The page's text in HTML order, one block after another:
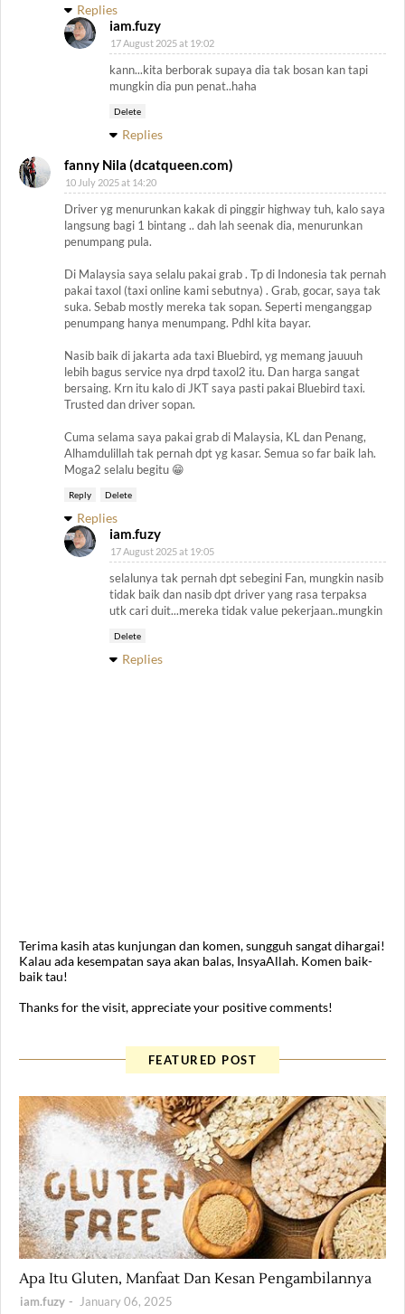
Replies
iam.fuzy
17 August 2025 at 19:02
kann...kita berborak supaya dia tak bosan kan tapi
mungkin dia pun penat..haha
Delete
Replies
fanny Nila (dcatqueen.com)
10 July 2025 at 14:20
Driver yg menurunkan kakak di pinggir highway tuh, kalo saya
langsung bagi 1 bintang .. dah lah seenak dia, menurunkan
penumpang pula.
Di Malaysia saya selalu pakai grab . Tp di Indonesia tak pernah
pakai taxol (taxi online kami sebutnya) . Grab, gocar, saya tak
suka. Sebab mostly mereka tak sopan. Seperti menganggap
penumpang hanya menumpang. Pdhl kita bayar.
Nasib baik di jakarta ada taxi Bluebird, yg memang jauuuh
lebih bagus service nya drpd taxol2 itu. Dan harga sangat
bersaing. Krn itu kalo di JKT saya pasti pakai Bluebird taxi.
Trusted dan driver sopan.
Cuma selama saya pakai grab di Malaysia, KL dan Penang,
Alhamdulillah tak pernah dpt yg kasar. Semua so far baik lah.
Moga2 selalu begitu 😁
Reply Delete
Replies
iam.fuzy
17 August 2025 at 19:05
selalunya tak pernah dpt sebegini Fan, mungkin nasib
tidak baik dan nasib dpt driver yang rasa terpaksa
utk cari duit...mereka tidak value pekerjaan..mungkin
Delete
Replies
Terima kasih atas kunjungan dan komen, sungguh sangat dihargai!
Kalau ada kesempatan saya akan balas, InsyaAllah. Komen baik-
baik tau!
Thanks for the visit, appreciate your positive comments!
FEATURED POST
Apa Itu Gluten, Manfaat Dan Kesan Pengambilannya
iam.fuzy January 06, 2025